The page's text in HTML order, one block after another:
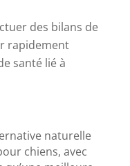
des bilans de
rapidement
santé lié à
naturelle
chiens, avec